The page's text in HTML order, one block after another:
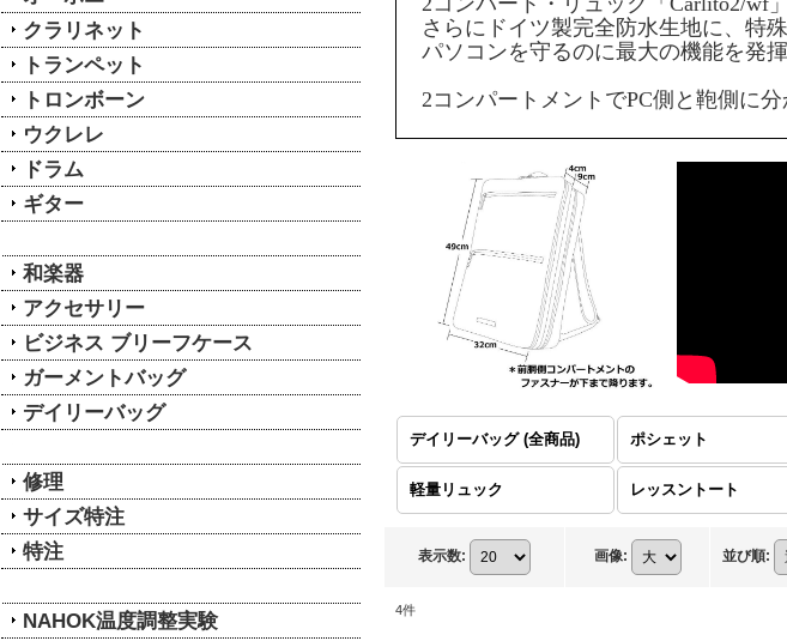
クラリネット
トランペット
トロンボーン
ウクレレ
ドラム
ギター
和楽器
アクセサリー
ビジネス ブリーフケース
ガーメントバッグ
デイリーバッグ
修理
サイズ特注
特注
NAHOK温度調整実験
さらにドイツ製完全防水生地に、特
パソコンを守るのに最大の機能を発
2コンパートメントでPC側と鞄側に
デイリーバッグ (全商品) ポシェット
軽量リュック レッスントート
表示数: 画像: 並び順:
4件